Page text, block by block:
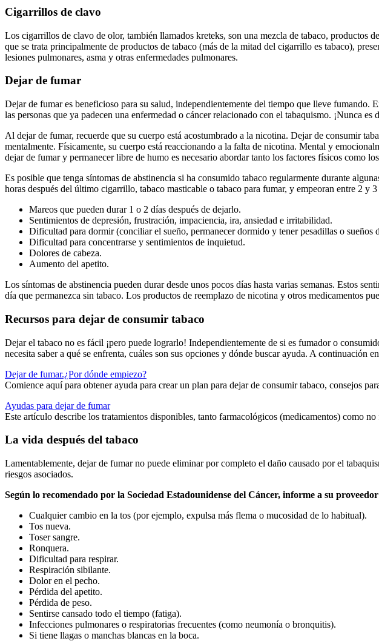
Cigarrillos de clavo
Los cigarrillos de clavo de olor, también llamados kreteks, son una mezcla de tabaco,
que se trata principalmente de productos de tabaco (más de la mitad del cigarrillo es tabaco),
lesiones pulmonares, asma y otras enfermedades pulmonares.
Dejar de fumar
Dejar de fumar es beneficioso para su salud, independientemente del tiempo que lleve
las personas que ya padecen una enfermedad o cáncer relacionado con el tabaquismo. ¡Nunca es
Al dejar de fumar, recuerde que su cuerpo está acostumbrado a la nicotina. Dejar de consumir
mentalmente. Físicamente, su cuerpo está reaccionando a la falta de nicotina. Mental y
dejar de fumar y permanecer libre de humo es necesario abordar tanto los factores físicos como
Es posible que tenga síntomas de abstinencia si ha consumido tabaco regularmente durante
horas después del último cigarrillo, tabaco masticable o tabaco para fumar, y empeoran entre 2 y
Mareos que pueden durar 1 o 2 días después de dejarlo.
Sentimientos de depresión, frustración, impaciencia, ira, ansiedad e irritabilidad.
Dificultad para dormir (conciliar el sueño, permanecer dormido y tener pesadillas o sueños
Dificultad para concentrarse y sentimientos de inquietud.
Dolores de cabeza.
Aumento del apetito.
Los síntomas de abstinencia pueden durar desde unos pocos días hasta varias semanas. Estos
día que permanezca sin tabaco. Los productos de reemplazo de nicotina y otros medicamentos
Recursos para dejar de consumir tabaco
Dejar el tabaco no es fácil ¡pero puede lograrlo! Independientemente de si es fumador o
necesita saber a qué se enfrenta, cuáles son sus opciones y dónde buscar ayuda. A continuación
Dejar de fumar.¿Por dónde empiezo?
Comience aquí para obtener ayuda para crear un plan para dejar de consumir tabaco, consejos
Ayudas para dejar de fumar
Este artículo describe los tratamientos disponibles, tanto farmacológicos (medicamentos) como
La vida después del tabaco
Lamentablemente, dejar de fumar no puede eliminar por completo el daño causado por el
riesgos asociados.
Según lo recomendado por la Sociedad Estadounidense del Cáncer, informe a su
Cualquier cambio en la tos (por ejemplo, expulsa más flema o mucosidad de lo habitual).
Tos nueva.
Toser sangre.
Ronquera.
Dificultad para respirar.
Respiración sibilante.
Dolor en el pecho.
Pérdida del apetito.
Pérdida de peso.
Sentirse cansado todo el tiempo (fatiga).
Infecciones pulmonares o respiratorias frecuentes (como neumonía o bronquitis).
Si tiene llagas o manchas blancas en la boca.